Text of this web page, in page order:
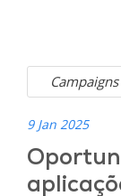
Campaigns
9 Jan 2025